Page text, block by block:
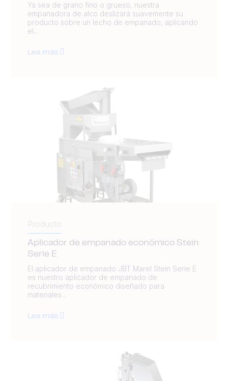
Ya sea de grano fino o grueso, nuestra
empanadora de alco deslizará suavemente su
producto sobre un lecho de empanado, aplicando
el...
Lea más
Producto
Aplicador de empanado económico Stein
Serie E
El aplicador de empanado JBT Marel Stein Serie E
es nuestro aplicador de empanado de
recubrimiento económico diseñado para
materiales...
Lea más